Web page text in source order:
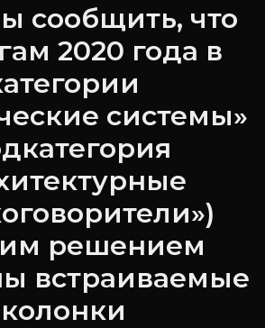
сообщить, что
2020 года в
системы»
решением
встраиваемые
колонки